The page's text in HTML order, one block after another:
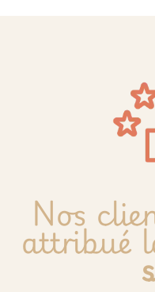
Nos
attribué